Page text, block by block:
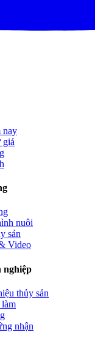
nay
giá
nuôi
sản
Video
nghiệp
thủy sản
nhận